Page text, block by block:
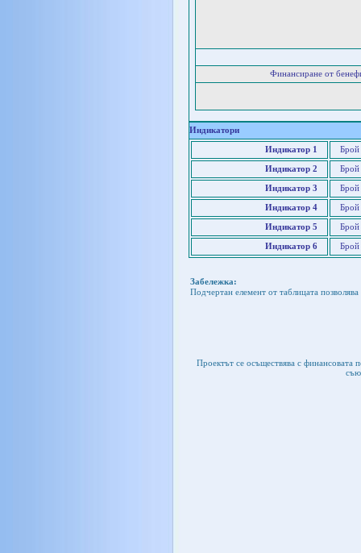
Финансиране от
Индикатори
Индикатор 1 Брой
Индикатор 2 Брой
Индикатор 3 Брой
Индикатор 4 Брой
Индикатор 5 Брой
Индикатор 6 Брой
Забележка:
Подчертан елемент от таблицата
Проектът се осъществява с финансовата